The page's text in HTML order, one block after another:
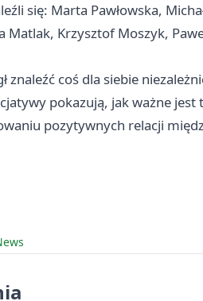
się: Marta Pawłowska,
Matlak, Krzysztof Moszyk,
znaleźć coś dla siebie
pokazują, jak ważne
pozytywnych relacji